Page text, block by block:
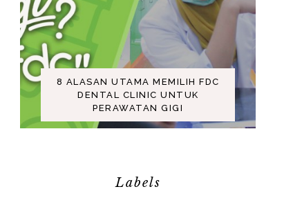
8 ALASAN UTAMA MEMILIH FDC
DENTAL CLINIC UNTUK
PERAWATAN GIGI
Labels